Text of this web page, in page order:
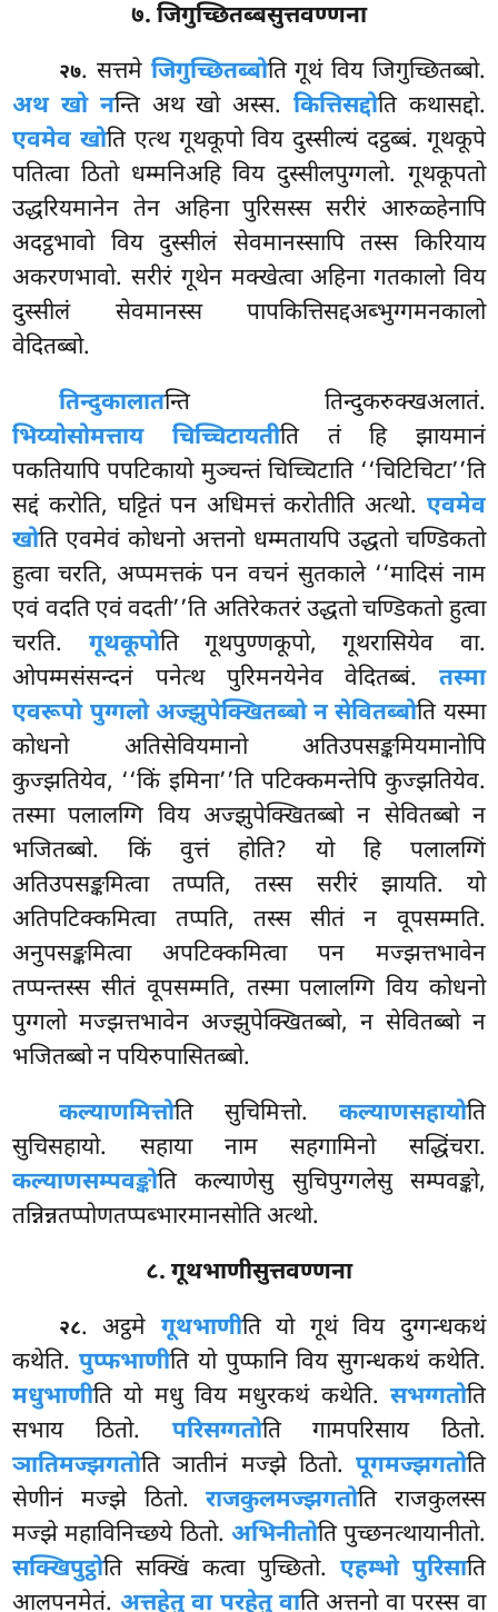
७. जिगुच्छितब्बसुत्तवण्णना
२७. सत्तमे जिगुच्छितब्बोति गूथं विय जिगुच्छितब्बो.
अथ खो नन्ति अथ खो अस्स.कित्तिसद्दोति कथासद्दो.
एवमेव खोति एत्थ गूथकूपो विय दुस्सील्यं दट्ठब्बं. गूथकूपे
पतित्वा ठितो धम्मनिअहि विय दुस्सीलपुग्गलो. गूथकूपतो
उद्धरियमानेन तेन अहिना पुरिसस्स सरीरं आरुळ्हेनापि
अदट्ठभावो विय दुस्सीलं सेवमानस्सापि तस्स किरियाय
अकरणभावो. सरीरं गूथेन मक्खेत्वाअहिना गतकालो विय
दुस्सीलं सेवमानस्स पापकित्तिसद्दअब्भुग्गमनकालो
वेदितब्बो.
तिन्दुकालातन्ति तिन्दुकरुक्खअलातं.
भिय्योसोमत्ताय चिच्चिटायतीति तं हि झायमानं
पकतियापिपपटिकायो मुञ्चन्तं चिच्चिटाति ‘‘चिटिचिटा’’ति
सद्दं करोति, घट्टितं पन अधिमत्तं करोतीति अत्थो. एवमेव
खोति एवमेवं कोधनो अत्तनो धम्मतायपि उद्धतो चण्डिकतो
हुत्वा चरति, अप्पमत्तकं पन वचनं सुतकाले ‘‘मादिसं नाम
एवं वदति एवं वदती’’ति अतिरेकतरं उद्धतो चण्डिकतो हुत्वा
चरति. गूथकूपोति गूथपुण्णकूपो, गूथरासियेव वा.
ओपम्मसंसन्दनं पनेत्थ पुरिमनयेनेव वेदितब्बं. तस्मा
एवरूपो पुग्गलो अज्झुपेक्खितब्बो न सेवितब्बोति यस्मा
कोधनो अतिसेवियमानो अतिउपसङ्कमियमानोपि
कुज्झतियेव, ‘‘किं इमिना’’ति पटिक्कमन्तेपि कुज्झतियेव.
तस्मा पलालग्गि विय अज्झुपेक्खितब्बो न सेवितब्बो न
भजितब्बो. किं वुत्तं होति? यो हि पलालग्गिं
अतिउपसङ्कमित्वा तप्पति, तस्स सरीरं झायति. यो
अतिपटिक्कमित्वा तप्पति, तस्स सीतं न वूपसम्मति.
अनुपसङ्कमित्वा अपटिक्कमित्वा पन मज्झत्तभावेन
तप्पन्तस्स सीतं वूपसम्मति, तस्मा पलालग्गि विय कोधनो
पुग्गलो मज्झत्तभावेनअज्झुपेक्खितब्बो, न सेवितब्बो न
भजितब्बो न पयिरुपासितब्बो.
कल्याणमित्तोति सुचिमित्तो. कल्याणसहायोति
सुचिसहायो. सहाया नाम सहगामिनो सद्धिंचरा.
कल्याणसम्पवङ्कोति कल्याणेसु सुचिपुग्गलेसु सम्पवङ्को,
तन्निन्नतप्पोणतप्पब्भारमानसोति अत्थो.
८. गूथभाणीसुत्तवण्णना
२८. अट्ठमे गूथभाणीति यो गूथं विय दुग्गन्धकथं
कथेति. पुप्फभाणीति यो पुप्फानि विय सुगन्धकथं कथेति.
मधुभाणीति यो मधु विय मधुरकथं कथेति. सभग्गतोति
सभाय ठितो. परिसग्गतोति गामपरिसाय ठितो.
ञातिमज्झगतोति ञातीनं मज्झे ठितो. पूगमज्झगतोति
सेणीनं मज्झे ठितो.राजकुलमज्झगतोति राजकुलस्स
मज्झे महाविनिच्छये ठितो. अभिनीतोति पुच्छनत्थायानीतो.
सक्खिपुट्ठोति सक्खिं कत्वा पुच्छितो. एहम्भो पुरिसाति
आलपनमेतं. अत्तहेतु वा परहेतु वाति अत्तनो वा परस्स वा